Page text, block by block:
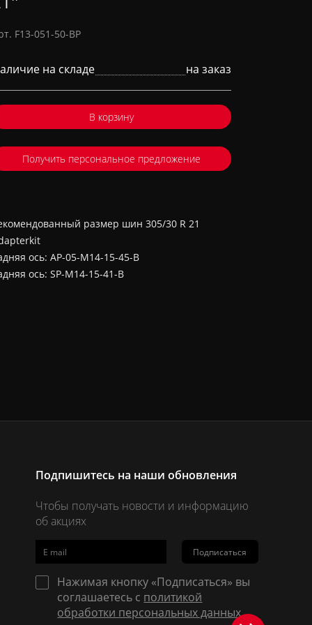
F13-051-50-BP
на складе на заказ
В корзину
Получить персональное предложение
размер шин 305/30 R 21
ось: AP-05-M14-15-45-B
ось: SP-M14-15-41-B
Подпишитесь на наши обновления
Чтобы получать новости и информацию
об акциях
Подписаться
Нажимая кнопку «Подписаться» вы
соглашаетесь с политикой
обработки персональных данных.